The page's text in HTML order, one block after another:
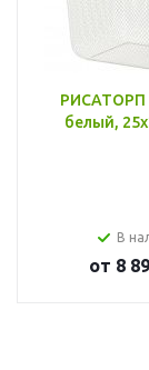
РИСАТОРП
белый,
В
от 8